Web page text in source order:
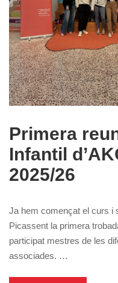
Primera
Infantil
2025/26
Ja hem començat el curs i
Picassent la primera
participat mestres de les
associades. …